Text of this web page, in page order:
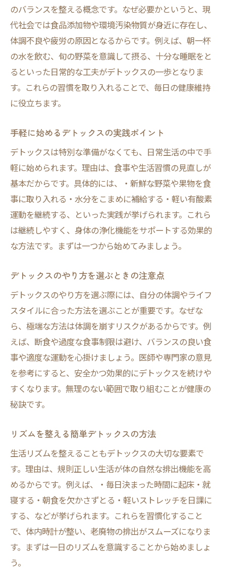
のバランスを整える概念です。なぜ必要かというと、現
代社会では食品添加物や環境汚染物質が身近に存在し、
体調不良や疲労の原因となるからです。例えば、朝一杯
の水を飲む、旬の野菜を意識して摂る、十分な睡眠をと
るといった日常的な工夫がデトックスの一歩となりま
す。これらの習慣を取り入れることで、毎日の健康維持
に役立ちます。
手軽に始めるデトックスの実践ポイント
デトックスは特別な準備がなくても、日常生活の中で手
軽に始められます。理由は、食事や生活習慣の見直しが
基本だからです。具体的には、・新鮮な野菜や果物を食
事に取り入れる・水分をこまめに補給する・軽い有酸素
運動を継続する、といった実践が挙げられます。これら
は継続しやすく、身体の浄化機能をサポートする効果的
な方法です。まずは一つから始めてみましょう。
デトックスのやり方を選ぶときの注意点
デトックスのやり方を選ぶ際には、自分の体調やライフ
スタイルに合った方法を選ぶことが重要です。なぜな
ら、極端な方法は体調を崩すリスクがあるからです。例
えば、断食や過度な食事制限は避け、バランスの良い食
事や適度な運動を心掛けましょう。医師や専門家の意見
を参考にすると、安全かつ効果的にデトックスを続けや
すくなります。無理のない範囲で取り組むことが健康の
秘訣です。
リズムを整える簡単デトックスの方法
生活リズムを整えることもデトックスの大切な要素で
す。理由は、規則正しい生活が体の自然な排出機能を高
めるからです。例えば、・毎日決まった時間に起床・就
寝する・朝食を欠かさずとる・軽いストレッチを日課に
する、などが挙げられます。これらを習慣化すること
で、体内時計が整い、老廃物の排出がスムーズになりま
す。まずは一日のリズムを意識することから始めましょ
う。